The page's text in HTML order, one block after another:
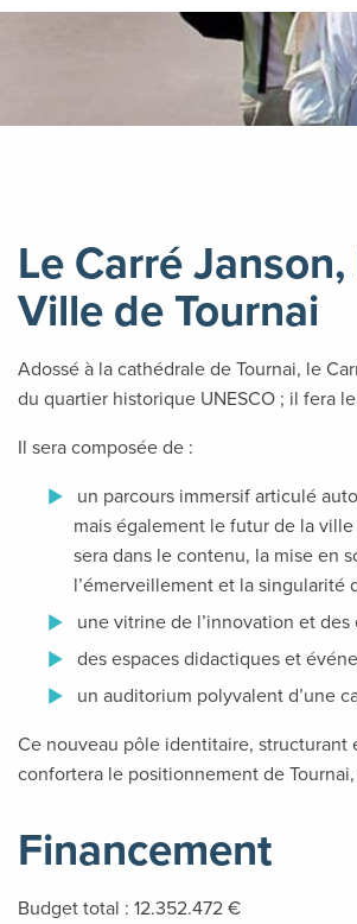
Le Carré
Ville de Tournai
Adossé à la cathédrale de Tournai, le
du quartier historique UNESCO ; il fera
Il sera composée de :
un parcours immersif articulé
mais également le futur de la
sera dans le contenu, la mise en
l’émerveillement et la singularité
une vitrine de l’innovation et
des espaces didactiques et
un auditorium polyvalent d’une
Ce nouveau pôle identitaire, structurant
confortera le positionnement de
Financement
Budget total : 12.352.472 €